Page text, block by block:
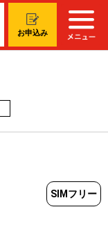
お申込み
SIMフリー